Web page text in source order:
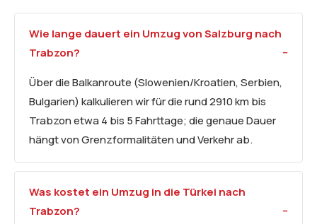
Wie lange dauert ein Umzug von Salzburg nach
Trabzon?
Über die Balkanroute (Slowenien/Kroatien, Serbien,
Bulgarien) kalkulieren wir für die rund 2910 km bis
Trabzon etwa 4 bis 5 Fahrttage; die genaue Dauer
hängt von Grenzformalitäten und Verkehr ab.
Was kostet ein Umzug in die Türkei nach
Trabzon?